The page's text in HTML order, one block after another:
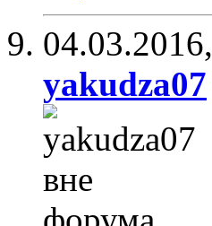
04.03.2016,
yakudza07